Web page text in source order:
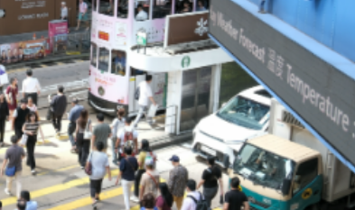
要重感情
寶典贏馬直擊 城城方媛甜蜜擁抱
媛媛認對手經驗老道 將加強攔防及時應變
幣政策